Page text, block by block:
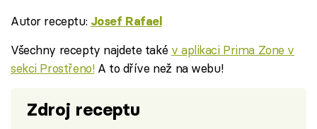
Autor receptu: Josef Rafael
Všechny recepty najdete také v aplikaci Prima Zone v
sekci Prostřeno!A to dříve než na webu!
Zdroj receptu